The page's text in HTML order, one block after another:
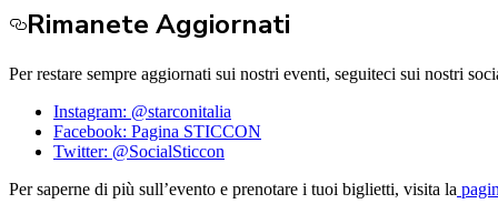
Rimanete Aggiornati
Per restare sempre aggiornati sui nostri eventi, seguiteci sui nostri
Instagram: @starconitalia
Facebook: Pagina STICCON
Twitter: @SocialSticcon
Per saperne di più sull’evento e prenotare i tuoi biglietti, visita la